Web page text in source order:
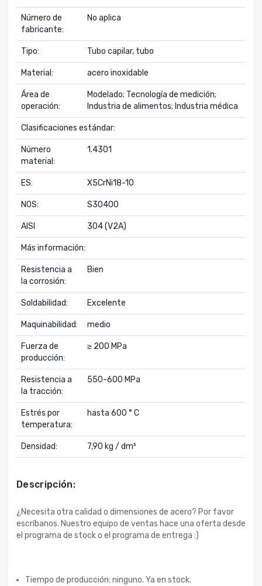
Número de
fabricante:
No aplica
Tipo: Tubo capilar, tubo
Material: acero inoxidable
Área de
operación:
Modelado; Tecnología de medición;
Industria de alimentos; Industria médica
Clasificaciones estándar:
Número
material:
1.4301
ES: X5CrNi18-10
NOS: S30400
AISI 304 (V2A)
Más información:
Resistencia a
la corrosión:
Bien
Soldabilidad: Excelente
Maquinabilidad: medio
Fuerza de
producción:
≥ 200 MPa
Resistencia a
la tracción:
550-600 MPa
Estrés por
temperatura:
hasta 600 ° C
Densidad: 7,90 kg / dm³
Descripción:
¿Necesita otra calidad o dimensiones de acero? Por favor
escríbanos. Nuestro equipo de ventas hace una oferta desde
el programa de stock o el programa de entrega :)
Tiempo de producción: ninguno. Ya en stock.